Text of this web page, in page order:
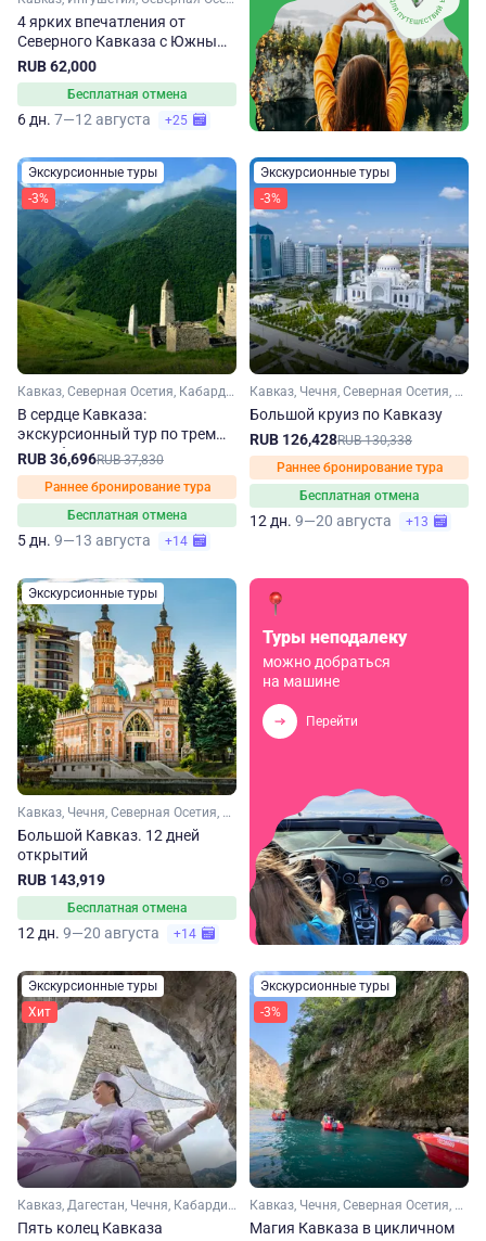
4 ярких впечатления от
Северного Кавказа с Южным
горячим сердцем
RUB 62,000
Бесплатная отмена
6 дн. 7—12 августа +25
Экскурсионные туры
-3%
Кавказ, Северная Осетия, Кабардино-Балкария, Ингушетия
В сердце Кавказа:
экскурсионный тур по трем
республикам
RUB 36,696RUB 37,830
Раннее бронирование тура
Бесплатная отмена
5 дн. 9—13 августа +14
Экскурсионные туры
-3%
Кавказ, Чечня, Северная Осетия, Кабардино-Балкария, Ингушетия, Дагестан
Большой круиз по Кавказу
RUB 126,428RUB 130,338
Раннее бронирование тура
Бесплатная отмена
12 дн. 9—20 августа +13
Экскурсионные туры
Кавказ, Чечня, Северная Осетия, Кабардино-Балкария, Ингушетия, Дагестан
Большой Кавказ. 12 дней
открытий
RUB 143,919
Бесплатная отмена
12 дн. 9—20 августа +14
Туры неподалеку
можно добраться
на машине
Перейти
Экскурсионные туры
Хит
Кавказ, Дагестан, Чечня, Кабардино-Балкария, Северная Осетия, Ингушетия
Пять колец Кавказа
Экскурсионные туры
-3%
Кавказ, Чечня, Северная Осетия, Кабардино-Балкария, Ингушетия, Дагестан
Магия Кавказа в цикличном